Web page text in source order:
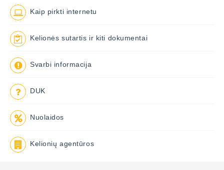
Kaip pirkti internetu
Kelionės sutartis ir kiti dokumentai
Svarbi informacija
DUK
Nuolaidos
Kelionių agentūros